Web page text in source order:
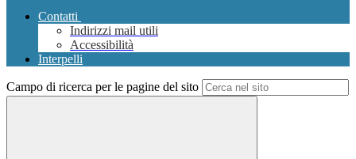
Contatti
Indirizzi mail utili
Accessibilità
Interpelli
Campo di ricerca per le pagine del sito